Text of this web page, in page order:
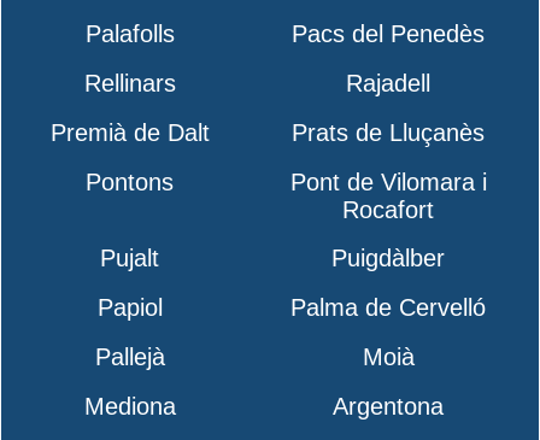
Palafolls
Pacs del Penedès
Rellinars
Rajadell
Premià de Dalt
Prats de Lluçanès
Pontons
Pont de Vilomara i
Rocafort
Pujalt
Puigdàlber
Papiol
Palma de Cervelló
Pallejà
Moià
Mediona
Argentona